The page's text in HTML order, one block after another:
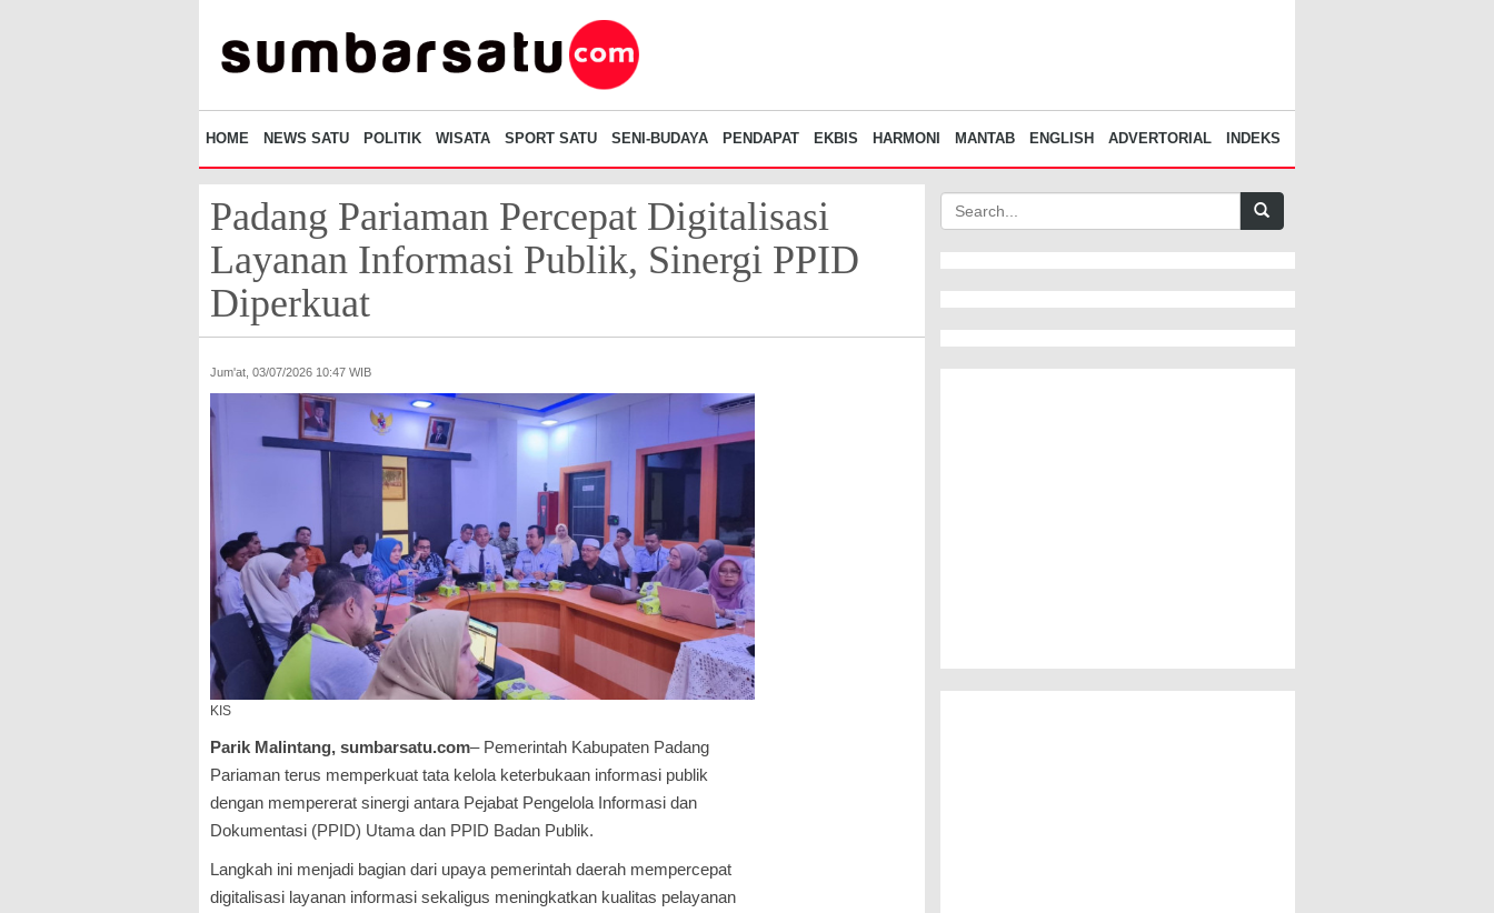
HOME NEWS SATU POLITIK WISATA SPORT SATU SENI-BUDAYA PENDAPAT EKBIS HARMONI MANTAB ENGLISH ADVERTORIAL INDEKS
Padang Pariaman Percepat Digitalisasi
Layanan Informasi Publik, Sinergi PPID
Diperkuat
Jum'at, 03/07/2026 10:47 WIB
KIS
Parik Malintang, sumbarsatu.com– Pemerintah Kabupaten Padang
Pariaman terus memperkuat tata kelola keterbukaan informasi publik
dengan mempererat sinergi antara Pejabat Pengelola Informasi dan
Dokumentasi (PPID) Utama dan PPID Badan Publik.
Langkah ini menjadi bagian dari upaya pemerintah daerah mempercepat
digitalisasi layanan informasi sekaligus meningkatkan kualitas pelayanan